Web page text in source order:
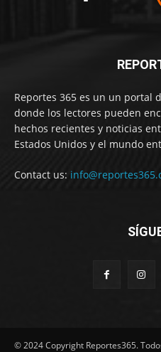
Reportes 365 es un un portal
donde los lectores pueden
hechos recientes y noticias
Estados Unidos y el mundo
Contact us:
© 2024 Copyright Reportes365.